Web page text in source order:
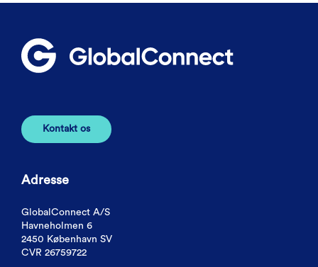
Kontakt os
Adresse
GlobalConnect A/S
Havneholmen 6
2450 København SV
CVR 26759722